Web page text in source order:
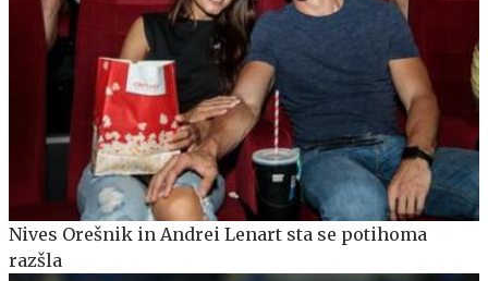
Nives Orešnik in Andrei Lenart sta se potihoma
razšla